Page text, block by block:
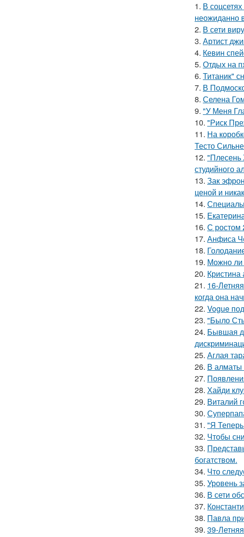
1. В
неожиданно
2. В сети
3. Артист
4. Кевин
5. Отдых на
6. Титаник"
7. В
8. Селена
9. "У Меня
10. "Риск
11. На
Тесто
12. "Плесень
студийного
13. Зак
ценой и
14.
15.
16. С ростом
17. Анфиса
18.
19. Можно ли
20.
21. 16-
когда она
22. Vogue
23. "Было
24. Бывшая
25. Аглая
26. В алматы
27.
28. Хайди
29. Виталий
30.
31. "Я
32. Чтобы
33.
богатством.
34. Что
35. Уровень
36. В сети
37.
38. Павла
39. 39-